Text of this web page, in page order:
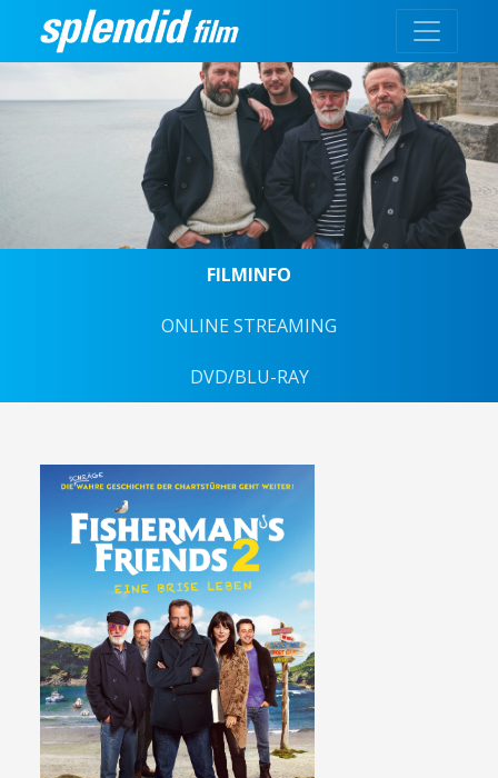
FILMINFO
ONLINE STREAMING
DVD/BLU-RAY